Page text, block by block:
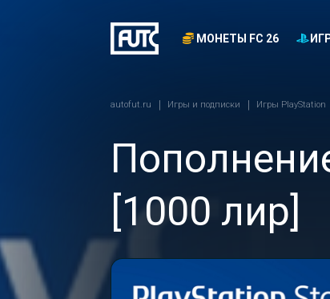
МОНЕТЫ FC 26
autofut.ru Игры и подписки Игры PlayStation
[1000 лир]